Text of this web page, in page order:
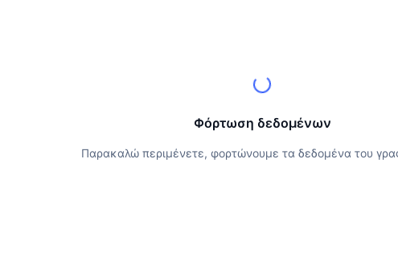
Φόρτωση δεδομένων
Παρακαλώ περιμένετε, φορτώνουμε τα δεδομένα του